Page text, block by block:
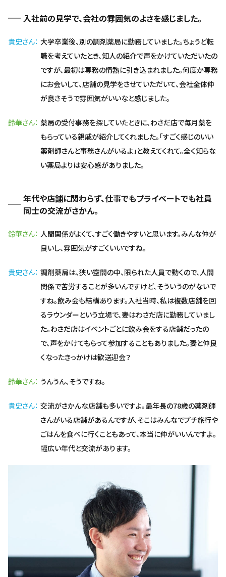
入社前の見学で、会社の雰囲気のよさを感じました。
貴史さん 大学卒業後、別の調剤薬局に勤務していました。ちょうど転
職を考えていたとき、知人の紹介で声をかけていただいたの
ですが、最初は専務の情熱に引き込まれました。何度か専務
にお会いして、店舗の見学をさせていただいて、会社全体仲
が良さそうで雰囲気がいいなと感じました。
鈴華さん 薬局の受付事務を探していたときに、わさだ店で毎月薬を
もらっている親戚が紹介してくれました。「すごく感じのいい
薬剤師さんと事務さんがいるよ」と教えてくれて。全く知らな
い薬局よりは安心感がありました。
年代や店舗に関わらず、仕事でもプライベートでも社員
同士の交流がさかん。
鈴華さん 人間関係がよくて、すごく働きやすいと思います。みんな仲が
良いし、雰囲気がすごくいいですね。
貴史さん 調剤薬局は、狭い空間の中、限られた人員で動くので、人間
関係で苦労することが多いんですけど、そういうのがないで
すね。飲み会も結構あります。入社当時、私は複数店舗を回
るラウンダーという立場で、妻はわさだ店に勤務していまし
た。わさだ店はイベントごとに飲み会をする店舗だったの
で、声をかけてもらって参加することもありました。妻と仲良
くなったきっかけは歓送迎会？
鈴華さん うんうん、そうですね。
貴史さん 交流がさかんな店舗も多いですよ。最年長の78歳の薬剤師
さんがいる店舗があるんですが、そこはみんなでプチ旅行や
ごはんを食べに行くこともあって、本当に仲がいいんですよ。
幅広い年代と交流があります。